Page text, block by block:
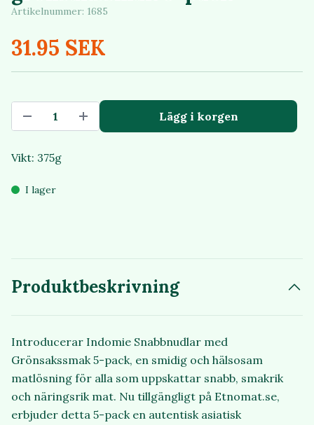
Artikelnummer: 1685
31.95 SEK
Lägg i korgen
Vikt: 375g
I lager
Produktbeskrivning
Introducerar Indomie Snabbnudlar med
Grönsakssmak 5-pack, en smidig och hälsosam
matlösning för alla som uppskattar snabb, smakrik
och näringsrik mat. Nu tillgängligt på Etnomat.se,
erbjuder detta 5-pack en autentisk asiatisk